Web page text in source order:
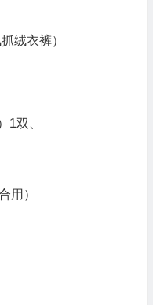
绒衣裤）
1双、
用）